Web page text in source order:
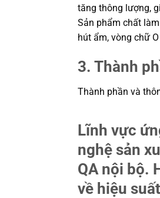
tăng thông lượng,
Sản phẩm chất
hút ẩm, vòng chữ
3. Thành
Thành phần và
Lĩnh vực
nghệ sản
QA nội bộ.
về hiệu